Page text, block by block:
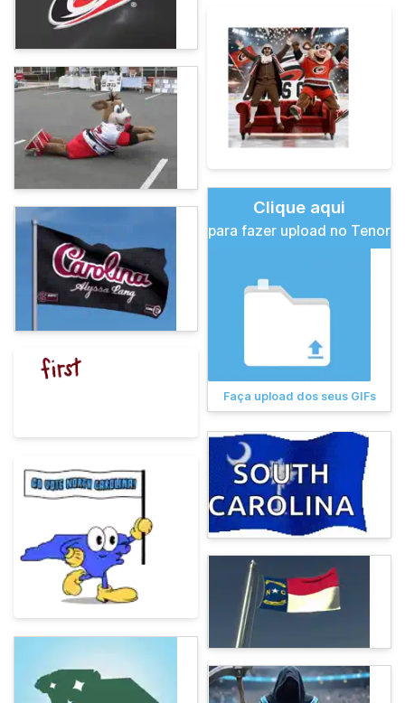
Clique aqui
para fazer upload no Tenor
Faça upload dos seus GIFs